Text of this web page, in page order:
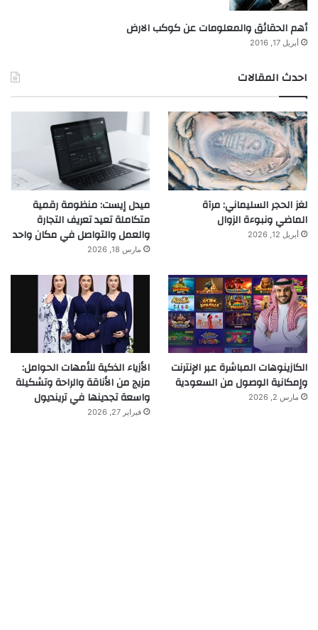
أهم الحقائق والمعلومات عن كوكب الارض
أبريل 17, 2016
احدث المقالات
لغز الحجر السليماني: مرآة
الماضي ونبوءة الزوال
أبريل 12, 2026
ميدل إيست: منظومة رقمية
متكاملة تعيد تعريف التجارة
والعمل والتواصل في مكان واحد
مارس 18, 2026
الكازينوهات المباشرة عبر الإنترنت
وإمكانية الوصول من السعودية
مارس 2, 2026
الأزياء الذكية للأمهات الحوامل:
مزيج من الأناقة والراحة وتشكيلة
واسعة تجدينها في ترينديول
فبراير 27, 2026